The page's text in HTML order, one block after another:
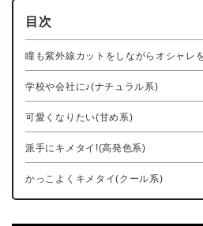
目次
瞳も紫外線カットをしながらオシャレ
学校や会社に♪(ナチュラル系)
可愛くなりたい(甘め系)
派手にキメタイ!(高発色系)
かっこよくキメタイ(クール系)